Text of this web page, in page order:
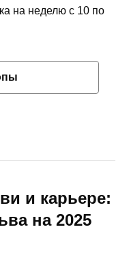
на неделю с 10 по
и карьере:
на 2025